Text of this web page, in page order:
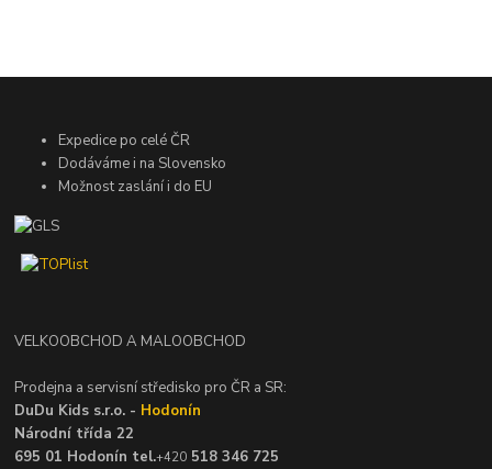
Expedice po celé ČR
Dodáváme i na Slovensko
Možnost zaslání i do EU
VELKOOBCHOD A MALOOBCHOD
Prodejna a servisní středisko pro ČR a SR:
DuDu Kids s.r.o. - Hodonín
Národní třída 22
695 01 Hodonín tel.+420 518 346 725